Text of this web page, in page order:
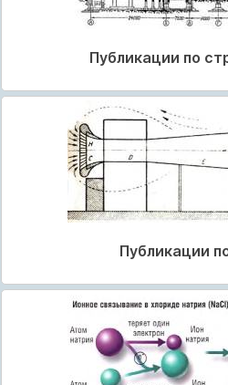
Публикации по
Публикации